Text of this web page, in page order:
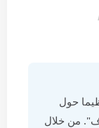
حول
من خلال